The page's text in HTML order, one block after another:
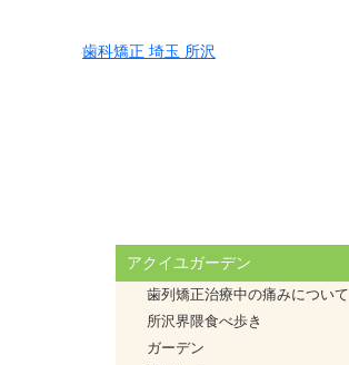
歯科矯正 埼玉 所沢
アクイユガーデン
歯列矯正治療中の痛みについて
所沢界隈食べ歩き
ガーデン